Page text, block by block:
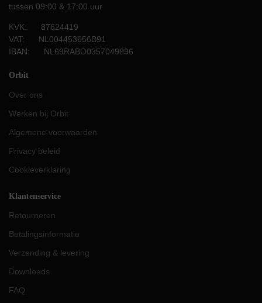
tussen 09:00 & 17:00 uur
KVK: 87624419
VAT: NL004453656B91
IBAN: NL69RABO0357049896
Orbit
Over ons
Werken bij Orbit
Algemene voorwaarden
Privacy beleid
Cookieverklaring
Klantenservice
Retourneren
Betalingsinformatie
Verzending & levering
Downloads
FAQ